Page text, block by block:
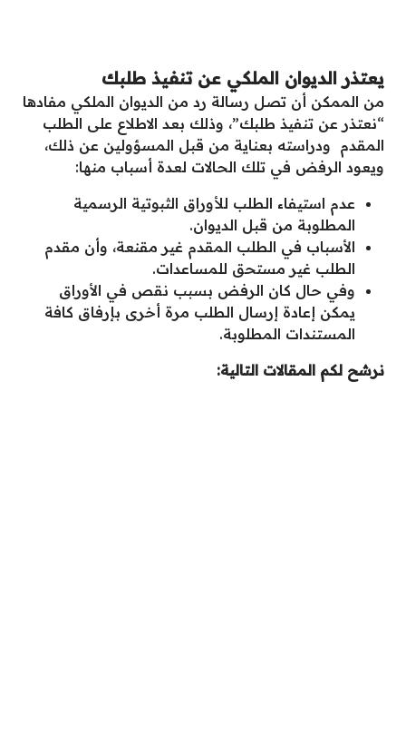
يعتذر الديوان الملكي عن تنفيذ طلبك
من الممكن أن تصل رسالة رد من الديوان الملكي مفادها
“نعتذر عن تنفيذ طلبك”، وذلك بعد الاطلاع على الطلب
المقدم ودراسته بعناية من قبل المسؤولين عن ذلك،
ويعود الرفض في تلك الحالات لعدة أسباب منها:
عدم استيفاء الطلب للأوراق الثبوتية الرسمية
المطلوبة من قبل الديوان.
الأسباب في الطلب المقدم غير مقنعة، وأن مقدم
الطلب غير مستحق للمساعدات.
وفي حال كان الرفض بسبب نقص في الأوراق
يمكن إعادة إرسال الطلب مرة أخرى بإرفاق كافة
المستندات المطلوبة.
نرشح لكم المقالات التالية: